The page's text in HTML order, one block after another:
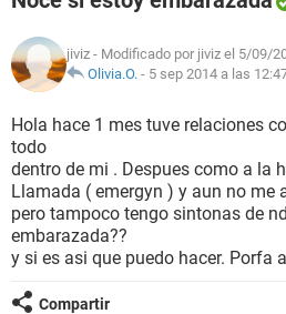
NUTRICIÓN
BIENESTAR
SEXUALIDAD
GLOSARIO
jiviz - Modificado por jiviz el 5/09/
Olivia.O. - 5 sep 2014 a las
Hola hace 1 mes tuve relaciones
todo
dentro de mi . Despues como a la
Llamada ( emergyn ) y aun no me
pero tampoco tengo sintonas de
embarazada??
y si es asi que puedo hacer. Porfa
Compartir